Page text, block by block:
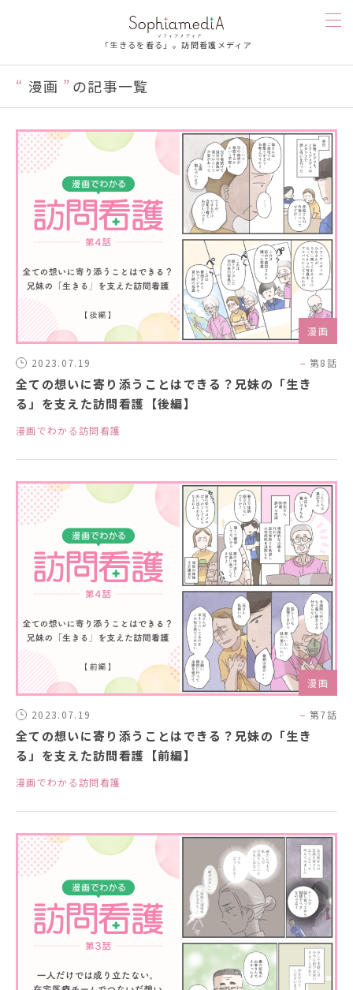
「生きるを看る」。訪問看護メディア
人を知る
漫画
お楽しみ
お悩み相談
ソフィアメディを知る
ソフィアメディアについて
訪問看護ステーション一覧
お問合せ
採用情報
漫画 の記事一覧
漫画
2023.07.19 第8話
全ての想いに寄り添うことはできる？兄妹の「生き
る」を支えた訪問看護【後編】
漫画でわかる訪問看護
漫画
2023.07.19 第7話
全ての想いに寄り添うことはできる？兄妹の「生き
る」を支えた訪問看護【前編】
漫画でわかる訪問看護